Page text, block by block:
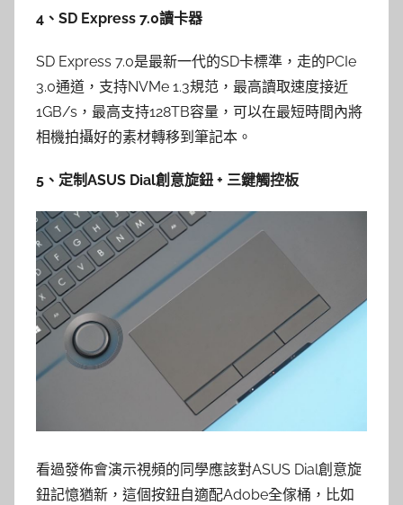
4、SD Express 7.0讀卡器
SD Express 7.0是最新一代的SD卡標準，走的PCIe
3.0通道，支持NVMe 1.3規范，最高讀取速度接近
1GB/s，最高支持128TB容量，可以在最短時間內將
相機拍攝好的素材轉移到筆記本。
5、定制ASUS Dial創意旋鈕 + 三鍵觸控板
看過發佈會演示視頻的同學應該對ASUS Dial創意旋
鈕記憶猶新，這個按鈕自適配Adobe全傢桶，比如